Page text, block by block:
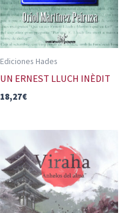
Ediciones Hades
UN ERNEST LLUCH INÈDIT
18,27€